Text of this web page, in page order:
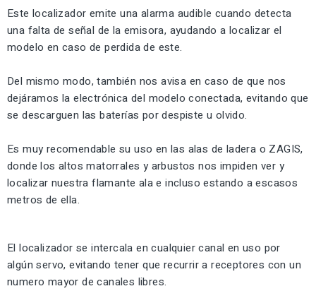
Este localizador emite una alarma audible cuando detecta
una falta de señal de la emisora, ayudando a localizar el
modelo en caso de perdida de este.
Del mismo modo, también nos avisa en caso de que nos
dejáramos la electrónica del modelo conectada, evitando que
se descarguen las baterías por despiste u olvido.
Es muy recomendable su uso en las alas de ladera o ZAGIS,
donde los altos matorrales y arbustos nos impiden ver y
localizar nuestra flamante ala e incluso estando a escasos
metros de ella.
El localizador se intercala en cualquier canal en uso por
algún servo, evitando tener que recurrir a receptores con un
numero mayor de canales libres.